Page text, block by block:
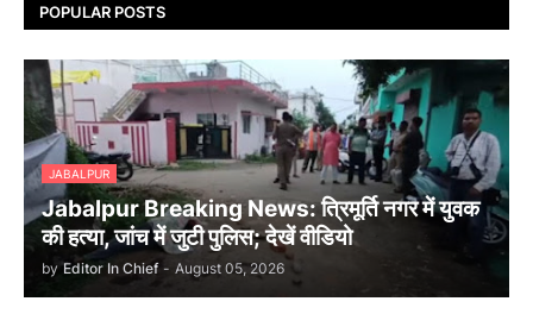
POPULAR POSTS
JABALPUR
Jabalpur Breaking News: त्रिमूर्ति नगर में युवक
की हत्या, जांच में जुटी पुलिस; देखें वीडियो
by Editor In Chief - August 05, 2026